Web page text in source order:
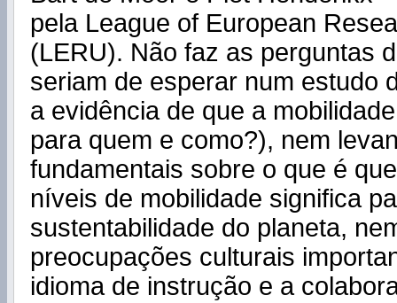
pela League of European
(LERU). Não faz as perguntas
seriam de esperar num estudo
a evidência de que a
para quem e como?), nem
fundamentais sobre o que é
níveis de mobilidade significa
sustentabilidade do planeta,
preocupações culturais
idioma de instrução e a